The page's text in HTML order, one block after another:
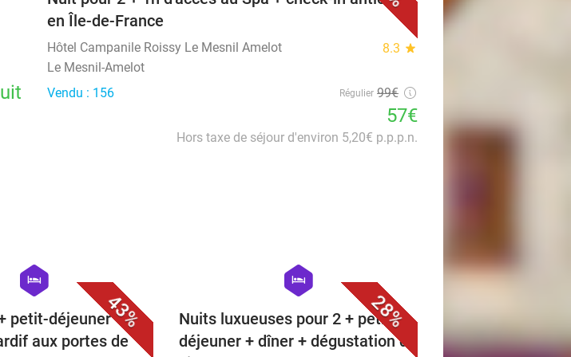
en Île-de-France
Hôtel Campanile Roissy Le Mesnil Amelot 8.3 star
Le Mesnil-Amelot
Vendu : 156
Régulier 99€
57€
Hors taxe de séjour d'environ 5,20€ p.p.p.n.
43%
hexagon
hotel
petit-déjeuner +
aux portes de
28%
hexagon
hotel
Nuits luxueuses pour 2 + petit-
déjeuner + dîner + dégustation de